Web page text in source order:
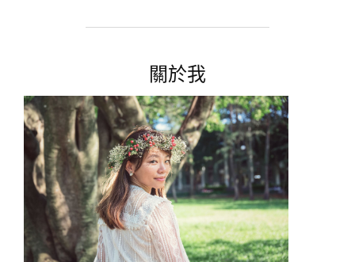
保
護
殼，
玩
水
旅
行
都
不
怕
關於我